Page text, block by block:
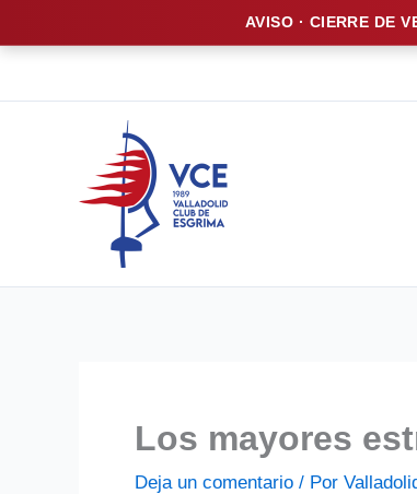
AVISO · CIERRE DE
Los mayores
Deja un comentario / Por